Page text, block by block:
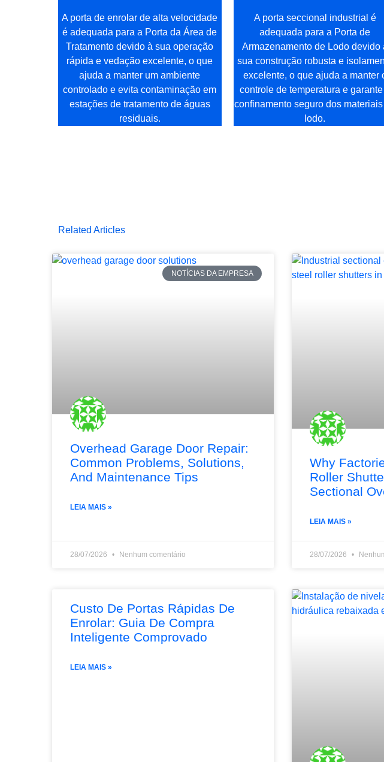
A porta de enrolar de alta velocidade
é adequada para a Porta da Área de
Tratamento devido à sua operação
rápida e vedação excelente, o que
ajuda a manter um ambiente
controlado e evita contaminação em
estações de tratamento de águas
residuais.
A porta seccional industrial é
adequada para a Porta de
Armazenamento de Lodo devido
sua construção robusta e
excelente, o que ajuda a manter
controle de temperatura e
confinamento seguro dos
lodo.
Related Articles
NOTÍCIAS DA EMPRESA
Overhead Garage Door Repair:
Common Problems, Solutions,
And Maintenance Tips
LEIA MAIS »
28/07/2026 Nenhum comentário
Why
Roller
Sectional
LEIA MAIS »
28/07/2026
Custo De Portas Rápidas De
Enrolar: Guia De Compra
Inteligente Comprovado
LEIA MAIS »